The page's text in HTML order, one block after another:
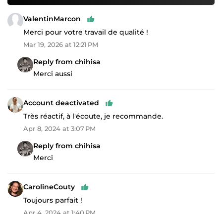
ValentinMarcon
Merci pour votre travail de qualité !
Mar 19, 2026 at 12:21 PM
Reply from chihisa
Merci aussi
Account deactivated
Très réactif, à l'écoute, je recommande.
Apr 8, 2024 at 3:07 PM
Reply from chihisa
Merci
CarolineCouty
Toujours parfait !